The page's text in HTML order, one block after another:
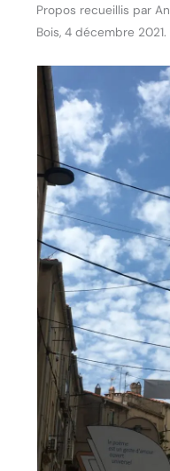
Propos recueillis par
Bois, 4 décembre 2021.